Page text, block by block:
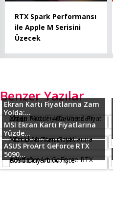
RTX Spark Performansı
ile Apple M Serisini
Üzecek
Benzer Yazılar
Ekran Kartı Fiyatlarına Zam
Yolda:...
MSI Ekran Kartı Fiyatlarına
Yüzde...
ASUS ProArt GeForce RTX
5090...